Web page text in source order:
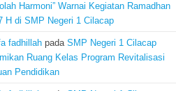
Harmoni” Warnai Kegiatan Ramadhan
H di SMP Negeri 1 Cilacap
fadhillah padaSMP Negeri 1 Cilacap
Ruang Kelas Program Revitalisasi
Pendidikan